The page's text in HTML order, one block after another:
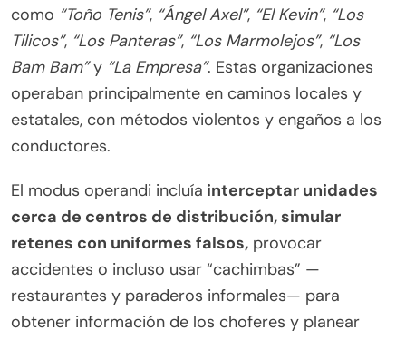
como “Toño Tenis”, “Ángel Axel”, “El Kevin”, “Los
Tilicos”, “Los Panteras”, “Los Marmolejos”, “Los
Bam Bam”y “La Empresa”. Estas organizaciones
operaban principalmente en caminos locales y
estatales, con métodos violentos y engaños a los
conductores.
El modus operandi incluía interceptar unidades
cerca de centros de distribución, simular
retenes con uniformes falsos, provocar
accidentes o incluso usar “cachimbas” —
restaurantes y paraderos informales— para
obtener información de los choferes y planear